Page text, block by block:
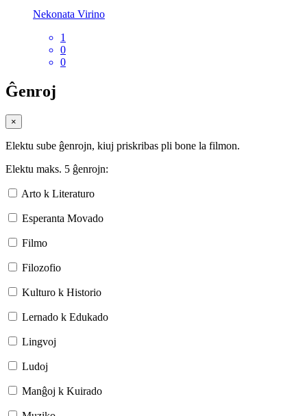
Nekonata Virino
1
0
0
Ĝenroj
×
Elektu sube ĝenrojn, kiuj priskribas pli bone la filmon.
Elektu maks. 5 ĝenrojn:
Arto k Literaturo
Esperanta Movado
Filmo
Filozofio
Kulturo k Historio
Lernado k Edukado
Lingvoj
Ludoj
Manĝoj k Kuirado